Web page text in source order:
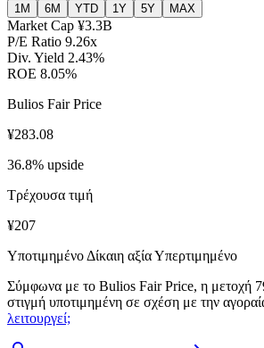
1M 6M YTD 1Y 5Y MAX
Market Cap ¥3.3B
P/E Ratio 9.26x
Div. Yield 2.43%
ROE 8.05%
Bulios Fair Price
¥283.08
36.8% upside
Τρέχουσα τιμή
¥207
Υποτιμημένο Δίκαιη αξίαΥπερτιμημένο
Σύμφωνα με το Bulios Fair Price, η μετοχή
στιγμή υποτιμημένη σε σχέση με την
λειτουργεί;